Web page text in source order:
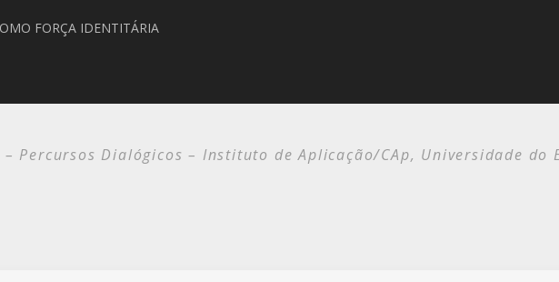
FORÇA IDENTITÁRIA
Percursos Dialógicos – Instituto de Aplicação/CAp, Universidade do